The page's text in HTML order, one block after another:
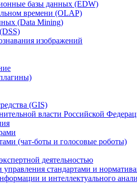
базы данных (EDW)
времени (OLAP)
(Data Mining)
изображений
(GIS)
власти Российской
(чат-боты и голосовые роботы)
деятельностью
управления стандартами и
и интеллектуального